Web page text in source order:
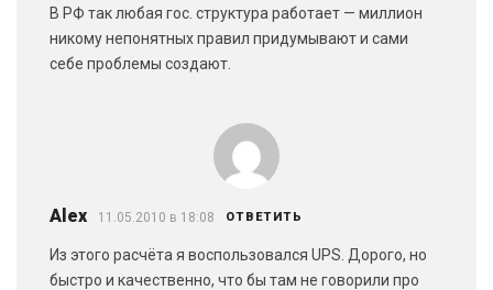
В РФ так любая гос. структура работает — миллион
никому непонятных правил придумывают и сами
себе проблемы создают.
Alex 11.05.2010 в 18:08 ОТВЕТИТЬ
Из этого расчёта я воспользовался UPS. Дорого, но
быстро и качественно, что бы там не говорили про